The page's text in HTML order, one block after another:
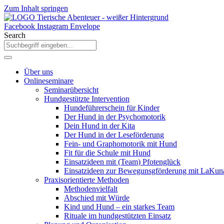
Zum Inhalt springen
Facebook Instagram Envelope
Search
Über uns
Onlineseminare
Seminarübersicht
Hundgestützte Intervention
Hundeführerschein für Kinder
Der Hund in der Psychomotorik
Dein Hund in der Kita
Der Hund in der Leseförderung
Fein- und Graphomotorik mit Hund
Fit für die Schule mit Hund
Einsatzideen mit (Team) Pfotenglück
Einsatzideen zur Bewegunsgförderung mit
Praxisorientierte Methoden
Methodenvielfalt
Abschied mit Würde
Kind und Hund – ein starkes Team
Rituale im hundgestützten Einsatz